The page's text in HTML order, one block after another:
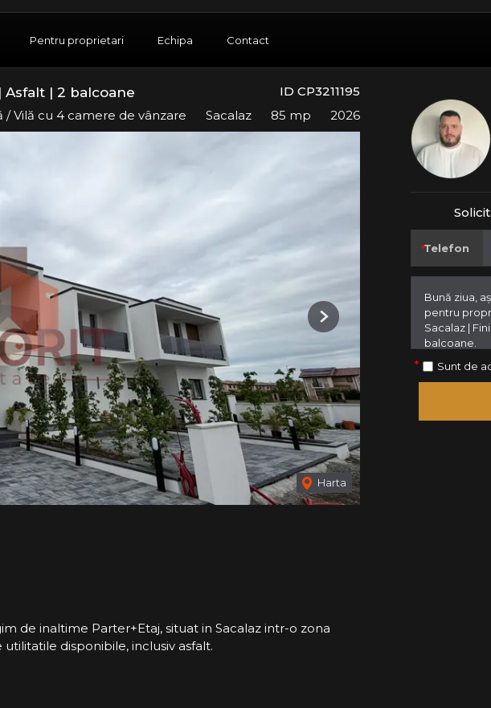
Pentru proprietari Echipa Contact
ID CP3211195
| 2 balcoane
/ Vilă cu 4 camere de vânzare Sacalaz 85 mp 2026
Harta
Next
de inaltime Parter+Etaj, situat in Sacalaz intr-o zona
disponibile, inclusiv asfalt.
Telefon
Sunt de